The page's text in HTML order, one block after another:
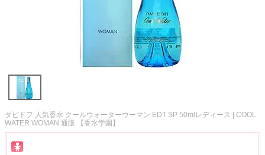
ダビドフ 人気香水 クールウォーターウーマン EDT SP 50mlレディース | COOL
WATER WOMAN 通販 【香水学園】